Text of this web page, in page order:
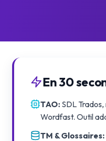
En 30
TAO: SDL
Wordfast. Outil
TM & Glossaires: